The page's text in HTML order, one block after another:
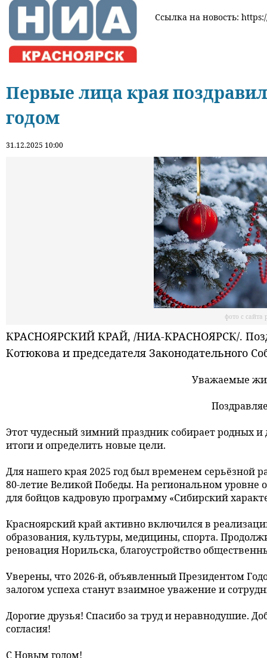
Ссылка на новость:
Первые лица края
годом
31.12.2025 10:00
фото с сайта
КРАСНОЯРСКИЙ КРАЙ, /НИА-КРАСНОЯРСК/.
Котюкова и председателя Законодательного
Уважаемые
Этот чудесный зимний праздник собирает родных и
итоги и определить новые цели.
Для нашего края 2025 год был временем серьёзной
80-летие Великой Победы. На региональном
для бойцов кадровую программу «Сибирский
Красноярский край активно включился в
образования, культуры, медицины, спорта.
реновация Норильска, благоустройство
Уверены, что 2026-й, объявленный Президентом
залогом успеха станут взаимное уважение и
Дорогие друзья! Спасибо за труд и неравнодушие.
согласия!
С Новым годом!